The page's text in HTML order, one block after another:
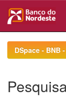
navigationDSpace - BNB